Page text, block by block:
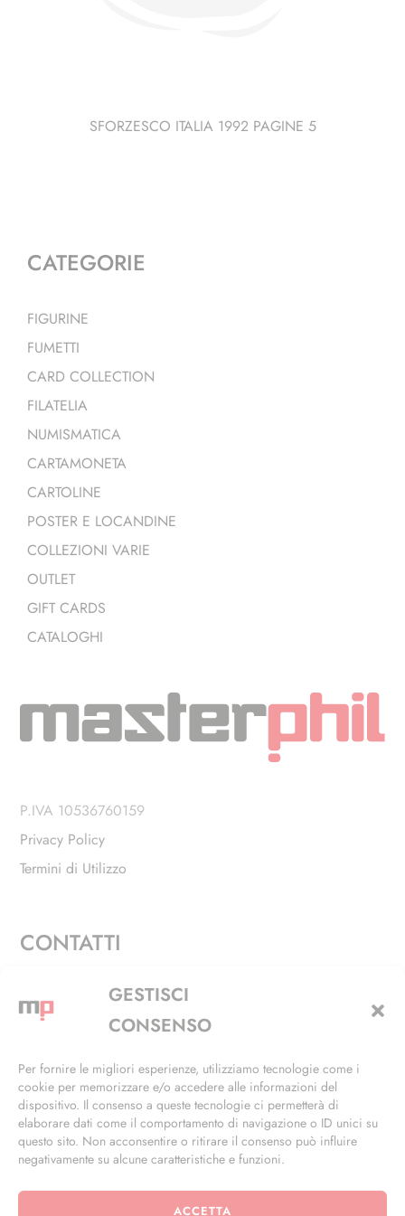
GESTISCI
CONSENSO
Per fornire le migliori esperienze, utilizziamo tecnologie come i
cookie per memorizzare e/o accedere alle informazioni del
dispositivo. Il consenso a queste tecnologie ci permetterà di
elaborare dati come il comportamento di navigazione o ID unici su
questo sito. Non acconsentire o ritirare il consenso può influire
negativamente su alcune caratteristiche e funzioni.
ACCETTA
SFORZESCO ITALIA 1992 PAGINE 5
CATEGORIE
FIGURINE
FUMETTI
CARD COLLECTION
FILATELIA
NUMISMATICA
CARTAMONETA
CARTOLINE
POSTER E LOCANDINE
COLLEZIONI VARIE
OUTLET
GIFT CARDS
CATALOGHI
P.IVA 10536760159
Privacy Policy
Termini di Utilizzo
CONTATTI
Via Alfieri, 27 - Trezzano Sul Naviglio (MI)
+39 02 4846 3155
info@masterphil.it